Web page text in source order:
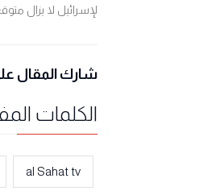
لإسرائيل لا يزال
شارك المقال
الكلمات
al Sahat tv